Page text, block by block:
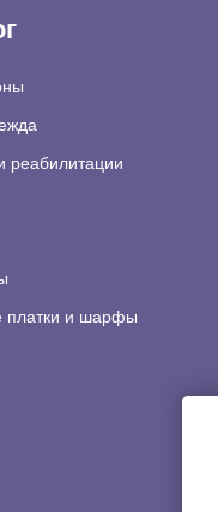
реабилитации
платки и шарфы